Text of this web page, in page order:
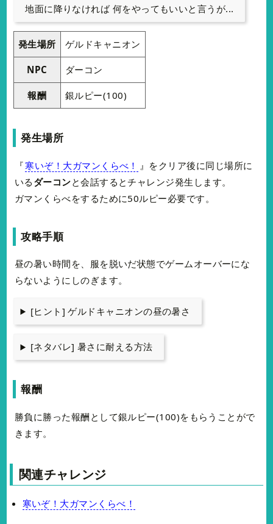
地面に降りなければ 何をやってもいいと言うが...
発生場所 ゲルドキャニオン
NPC ダーコン
報酬 銀ルピー(100)
発生場所
『寒いぞ！大ガマンくらべ！ 』をクリア後に同じ場所に
いる ダーコンと会話するとチャレンジ発生します。
ガマンくらべをするために50ルピー必要です。
攻略手順
昼の暑い時間を、服を脱いだ状態でゲームオーバーにな
らないようにしのぎます。
[ヒント] ゲルドキャニオンの昼の暑さ
[ネタバレ] 暑さに耐える方法
報酬
勝負に勝った報酬として銀ルピー(100)をもらうことがで
きます。
関連チャレンジ
寒いぞ！大ガマンくらべ！